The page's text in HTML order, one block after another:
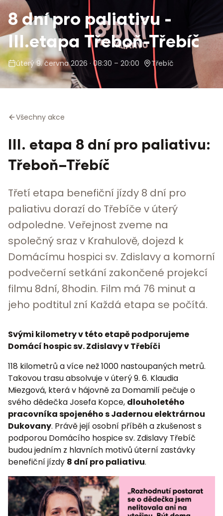
8 dní pro paliativu -
III.etapa Třeboň-Třebíč
úterý 9. června 2026 · 08:30 – 20:00 Třebíč
Všechny akce
III. etapa 8 dní pro paliativu:
Třeboň–Třebíč
Třetí etapa benefiční jízdy 8 dní pro
paliativu dorazí do Třebíče v úterý
odpoledne. Veřejnost zveme na
společný sraz v Krahulově, dojezd k
Domácímu hospici sv. Zdislavy a komorní
podvečerní setkání zakončené projekcí
filmu 8dní, 8hodin. Film má 76 minut a
jeho podtitul zní Každá etapa se počítá.
Svými kilometry v této etapě podporujeme
Domácí hospic sv. Zdislavy v Třebíči
118 kilometrů a více než 1000 nastoupaných metrů.
Takovou trasu absolvuje v úterý 9. 6. Klaudia
Miezgová, která v hájovně za Domamilí pečuje o
svého dědečka Josefa Kopce, dlouholetého
pracovníka spojeného s Jadernou elektrárnou
Dukovany. Právě její osobní příběh a zkušenost s
podporou Domácího hospice sv. Zdislavy Třebíč
budou jedním z hlavních motivů úterní zastávky
benefiční jízdy 8 dní pro paliativu.